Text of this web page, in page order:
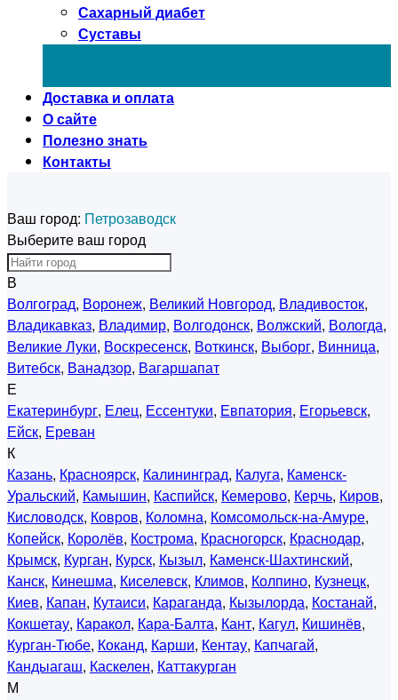
Сахарный диабет
Суставы
Доставка и оплата
О сайте
Полезно знать
Контакты
Ваш город: Петрозаводск
Выберите ваш город
В
Волгоград, Воронеж, Великий Новгород, Владивосток,
Владикавказ, Владимир, Волгодонск, Волжский, Вологда,
Великие Луки, Воскресенск, Воткинск, Выборг, Винница,
Витебск, Ванадзор, Вагаршапат
Е
Екатеринбург, Елец, Ессентуки, Евпатория, Егорьевск,
Ейск, Ереван
К
Казань, Красноярск, Калининград, Калуга, Каменск-
Уральский, Камышин, Каспийск, Кемерово, Керчь, Киров,
Кисловодск, Ковров, Коломна, Комсомольск-на-Амуре,
Копейск, Королёв, Кострома, Красногорск, Краснодар,
Крымск, Курган, Курск, Кызыл, Каменск-Шахтинский,
Канск, Кинешма, Киселевск, Климов, Колпино, Кузнецк,
Киев, Капан, Кутаиси, Караганда, Кызылорда, Костанай,
Кокшетау, Каракол, Кара-Балта, Кант, Кагул, Кишинёв,
Курган-Тюбе, Коканд, Карши, Кентау, Капчагай,
Кандыагаш, Каскелен, Каттакурган
М